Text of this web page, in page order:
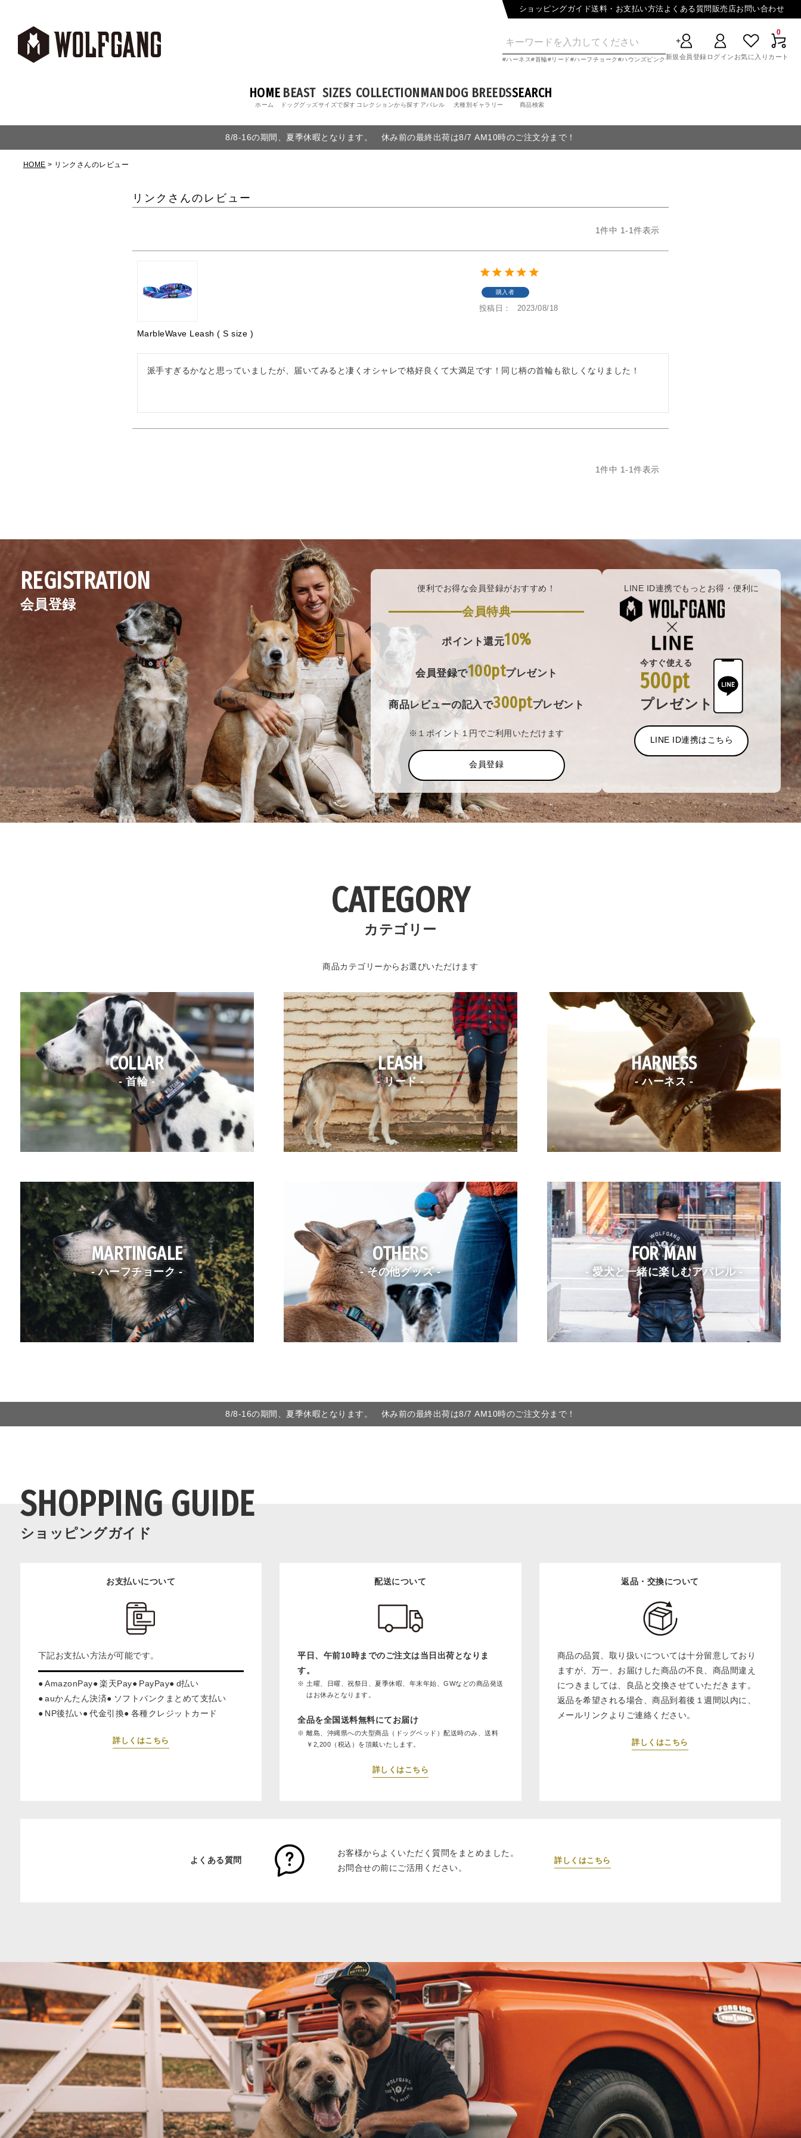
ショッピングガイド送料・お支払い方法よくある質問販売店お問い合わせ
ハーネス 首輪 リード ハーフチョーク ハウンズピンク 新規会員登録 ログイン お気に入り
0
カート
HOME
ホーム
BEAST
ドッググッズ
SIZES
サイズで探す
COLLECTION
コレクションから探す
MAN
アパレル
DOG BREEDS
犬種別ギャラリー
SEARCH
商品検索
8/8-16の期間、夏季休暇となります。 休み前の最終出荷は8/7 AM10時のご注文分まで！
HOME リンクさんのレビュー
リンクさんのレビュー
1件中 1-1件表示
MarbleWave Leash ( S size )
購入者
投稿日 2023/08/18
派手すぎるかなと思っていましたが、届いてみると凄くオシャレで格好良くて大満足です！同じ柄の首輪も欲しくなりました！
1件中 1-1件表示
REGISTRATION
会員登録
便利でお得な会員登録がおすすめ！
会員特典
ポイント還元10%
会員登録で100ptプレゼント
商品レビューの記入で300ptプレゼント
※１ポイント１円でご利用いただけます
会員登録
LINE ID連携でもっとお得・便利に
今すぐ使える
500pt
プレゼント
LINE ID連携はこちら
CATEGORY
カテゴリー
商品カテゴリーからお選びいただけます
COLLAR
- 首輪 -
LEASH
- リード -
HARNESS
- ハーネス -
MARTINGALE
- ハーフチョーク -
OTHERS
- その他グッズ -
FOR MAN
- 愛犬と一緒に楽しむアパレル -
8/8-16の期間、夏季休暇となります。 休み前の最終出荷は8/7 AM10時のご注文分まで！
SHOPPING GUIDE
ショッピングガイド
お支払いについて
下記お支払い方法が可能です。
AmazonPay 楽天Pay PayPay
d払い
auかんたん決済
ソフトバンクまとめて支払い
NP後払い
代金引換 各種クレジットカード
詳しくはこちら
配送について
平日、午前10時までのご注文は当日出荷となりま
す。
土曜、日曜、祝祭日、夏季休暇、年末年始、GWなどの商品発送
はお休みとなります。
全品を全国送料無料にてお届け
離島、沖縄県への大型商品（ドッグベッド）配送時のみ、送料
￥2,200（税込）を頂戴いたします。
詳しくはこちら
返品・交換について
商品の品質、取り扱いについては十分留意しており
ますが、万一、お届けした商品の不良、商品間違え
につきましては、良品と交換させていただきます。
返品を希望される場合、商品到着後１週間以内に、
メールリンクよりご連絡ください。
詳しくはこちら
よくある質問
お客様からよくいただく質問をまとめました。
お問合せの前にご活用ください。
詳しくはこちら